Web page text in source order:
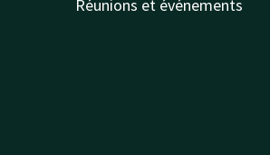
Réunions et événements